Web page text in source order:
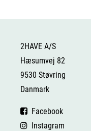
2HAVE A/S
Hæsumvej 82
9530 Støvring
Danmark
Facebook
Instagram